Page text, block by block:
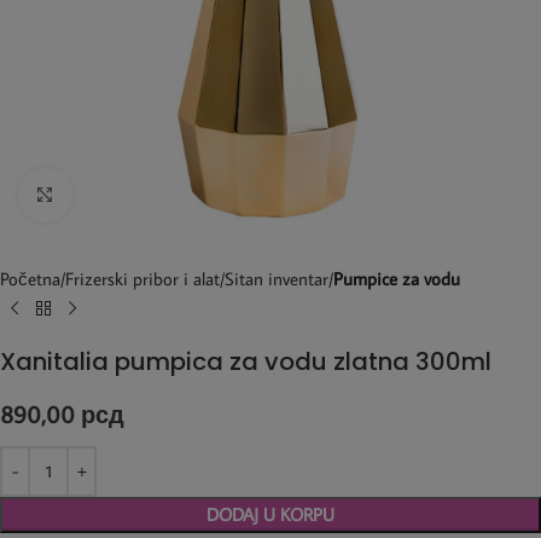
Kliknite za uvećanje
Početna Frizerski pribor i alat Sitan inventar Pumpice za vodu
Xanitalia pumpica za vodu zlatna 300ml
890,00 рсд
DODAJ U KORPU